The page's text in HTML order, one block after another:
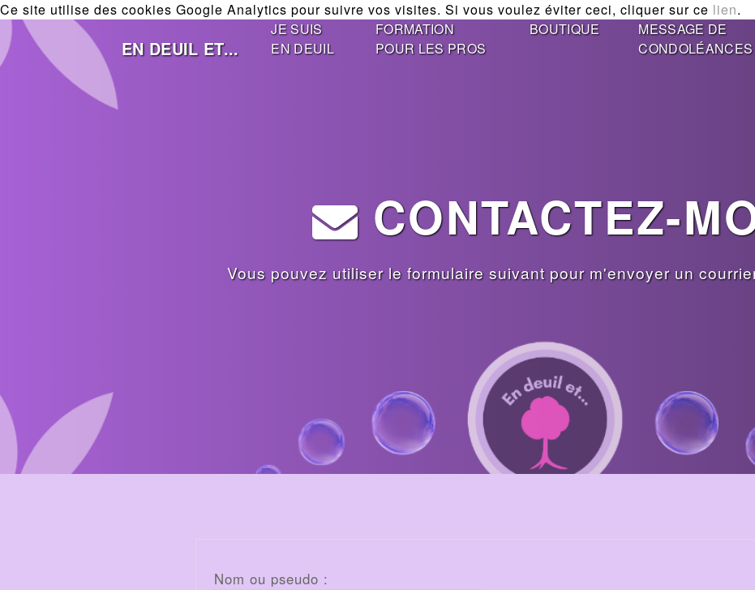
Ce site utilise des cookies Google Analytics pour suivre vos visites. Si vous voulez éviter ceci, cliquer sur ce lien.
EN DEUIL ET...
JE SUIS
EN DEUIL
FORMATION
POUR LES PROS
BOUTIQUE
MESSAGE DE
CONDOLÉANCES
CONTACTEZ-
Vous pouvez utiliser le formulaire suivant pour m'envoyer un
Nom ou pseudo :